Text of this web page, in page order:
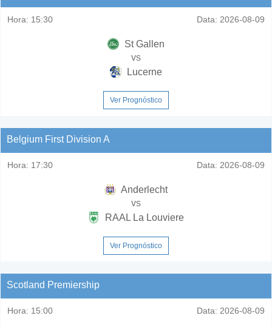
Hora: 15:30 Data: 2026-08-09
St Gallen
vs
Lucerne
Ver Prognóstico
Belgium First Division A
Hora: 17:30 Data: 2026-08-09
Anderlecht
vs
RAAL La Louviere
Ver Prognóstico
Scotland Premiership
Hora: 15:00 Data: 2026-08-09